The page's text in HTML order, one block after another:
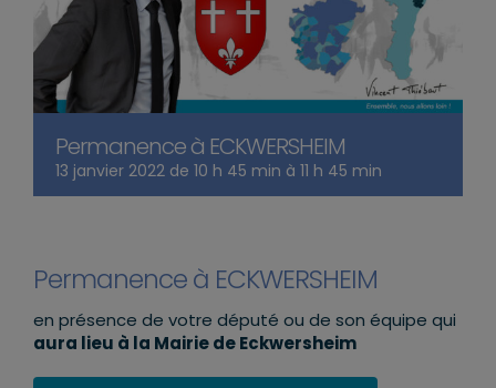
Permanence à ECKWERSHEIM
13 janvier 2022 de 10 h 45 min à 11 h 45 min
Permanence à ECKWERSHEIM
en présence de votre député ou de son équipe qui
aura lieu à la Mairie de Eckwersheim